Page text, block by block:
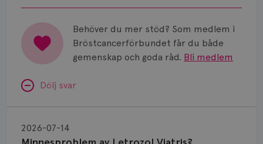
Universitetssjukhus i Umeå.
Behöver du mer stöd? Som medlem i
Bröstcancerförbundet får du både
gemenskap och goda råd. Bli medlem
Dölj svar
2026-07-14
Letrozol
Vätska